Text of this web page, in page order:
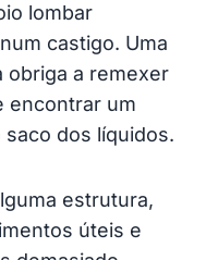
lombar
castigo. Uma
obriga a remexer
encontrar um
dos líquidos.
estrutura,
úteis e